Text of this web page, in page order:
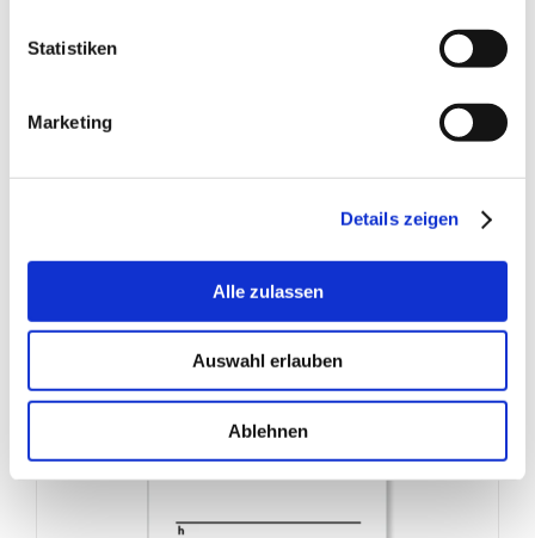
Statistiken
Marketing
Details zeigen
Alle zulassen
Auswahl erlauben
Ablehnen